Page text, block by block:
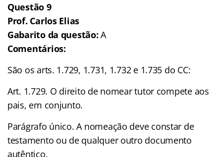
Questão 9
Prof. Carlos Elias
Gabarito da questão:A
Comentários:
São os arts. 1.729, 1.731, 1.732 e 1.735 do CC:
Art. 1.729. O direito de nomear tutor compete aos
pais, em conjunto.
Parágrafo único. A nomeação deve constar de
testamento ou de qualquer outro documento
autêntico.